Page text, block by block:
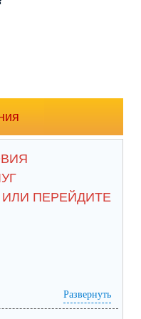
ИЛИ ПЕРЕЙДИТЕ
Развернуть